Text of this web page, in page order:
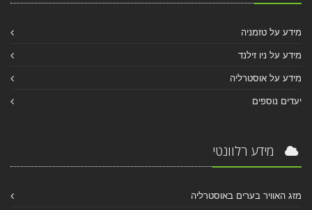
מידע על טזמניה
מידע על ניו זילנד
מידע על אוסטרליה
יעדים נוספים
מידע רלוונטי
מזג האוויר בערים באוסטרליה